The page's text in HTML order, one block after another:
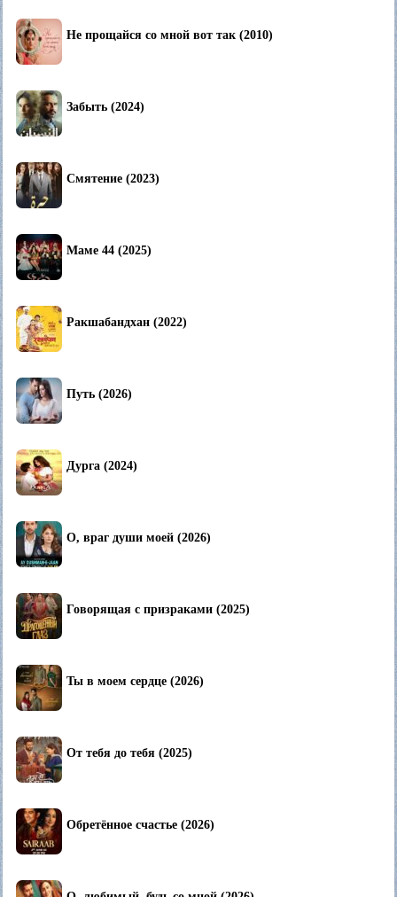
Не прощайся со мной вот так (2010)
Забыть (2024)
Смятение (2023)
Маме 44 (2025)
Ракшабандхан (2022)
Путь (2026)
Дурга (2024)
О, враг души моей (2026)
Говорящая с призраками (2025)
Ты в моем сердце (2026)
От тебя до тебя (2025)
Обретённое счастье (2026)